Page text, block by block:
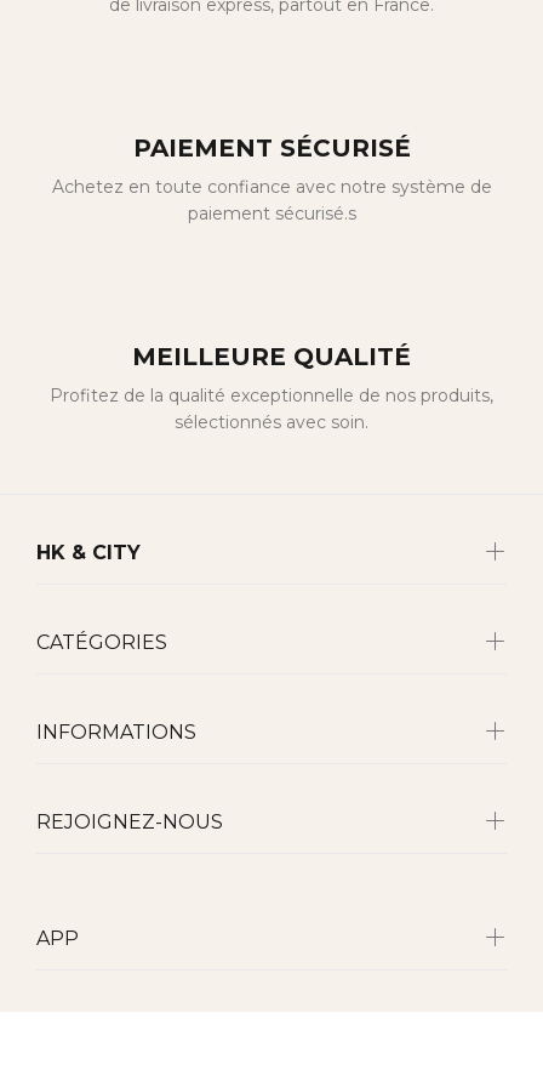
de livraison express, partout en France.
PAIEMENT SÉCURISÉ
Achetez en toute confiance avec notre système de
paiement sécurisé.s
MEILLEURE QUALITÉ
Profitez de la qualité exceptionnelle de nos produits,
sélectionnés avec soin.
HK & CITY
CATÉGORIES
INFORMATIONS
REJOIGNEZ-NOUS
APP